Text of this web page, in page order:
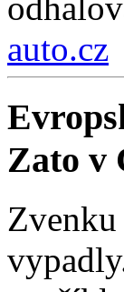
auto.cz
Zato v